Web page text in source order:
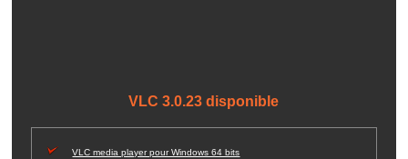
VLC 3.0.23 disponible
VLC media player pour Windows 64 bits